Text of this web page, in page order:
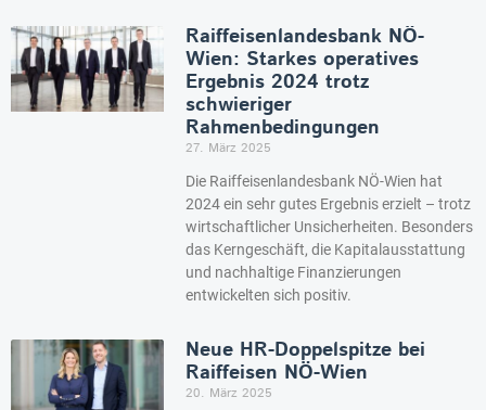
Raiffeisenlandesbank NÖ-
Wien: Starkes operatives
Ergebnis 2024 trotz
schwieriger
Rahmenbedingungen
27. März 2025
Die Raiffeisenlandesbank NÖ-Wien hat
2024 ein sehr gutes Ergebnis erzielt – trotz
wirtschaftlicher Unsicherheiten. Besonders
das Kerngeschäft, die Kapitalausstattung
und nachhaltige Finanzierungen
entwickelten sich positiv.
Neue HR-Doppelspitze bei
Raiffeisen NÖ-Wien
20. März 2025